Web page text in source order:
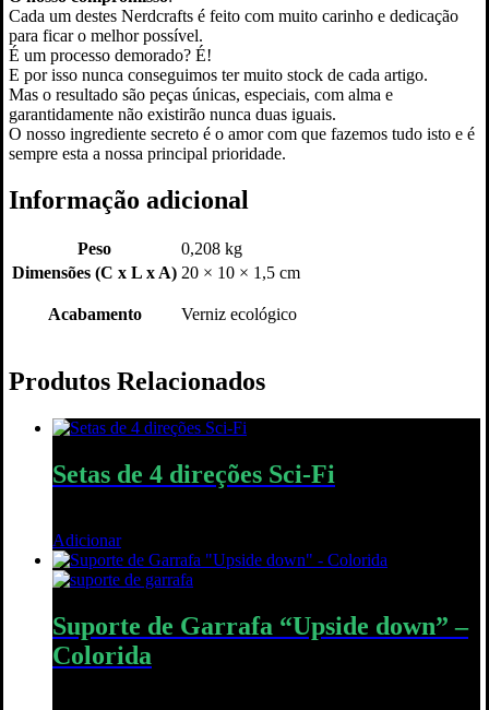
Cada um destes Nerdcrafts é feito com muito carinho e dedicação
para ficar o melhor possível.
É um processo demorado? É!
E por isso nunca conseguimos ter muito stock de cada artigo.
Mas o resultado são peças únicas, especiais, com alma e
garantidamente não existirão nunca duas iguais.
O nosso ingrediente secreto é o amor com que fazemos tudo isto e é
sempre esta a nossa principal prioridade.
Informação adicional
Peso
0,208 kg
Dimensões (C x L x A) 20 × 10 × 1,5 cm
Acabamento Verniz ecológico
Produtos Relacionados
Setas de 4 direções Sci-Fi
Adicionar
Suporte de Garrafa “Upside down” –
Colorida